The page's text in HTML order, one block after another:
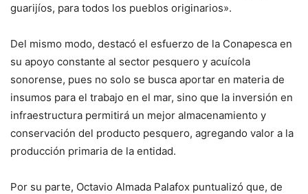
guarijíos, para todos los pueblos originarios».
Del mismo modo, destacó el esfuerzo de la Conapesca en
su apoyo constante al sector pesquero y acuícola
sonorense, pues no solo se busca aportar en materia de
insumos para el trabajo en el mar, sino que la inversión en
infraestructura permitirá un mejor almacenamiento y
conservación del producto pesquero, agregando valor a la
producción primaria de la entidad.
Por su parte, Octavio Almada Palafox puntualizó que, de